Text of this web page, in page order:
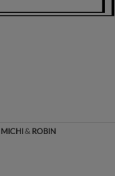
MICHI& ROBIN